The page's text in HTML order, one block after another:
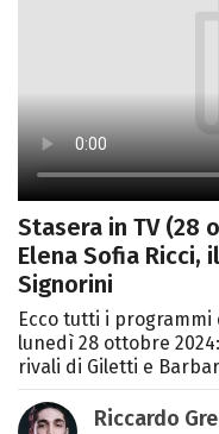
Stasera in TV (28
Elena Sofia Ricci,
Signorini
Ecco tutti i
lunedì 28 ottobre
rivali di Giletti e
Riccardo